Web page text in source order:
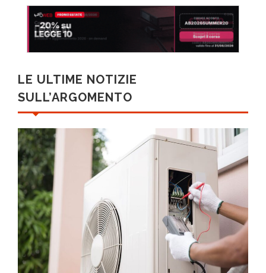
LE ULTIME NOTIZIE
SULL’ARGOMENTO